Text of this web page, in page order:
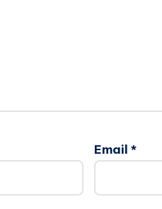
Email *